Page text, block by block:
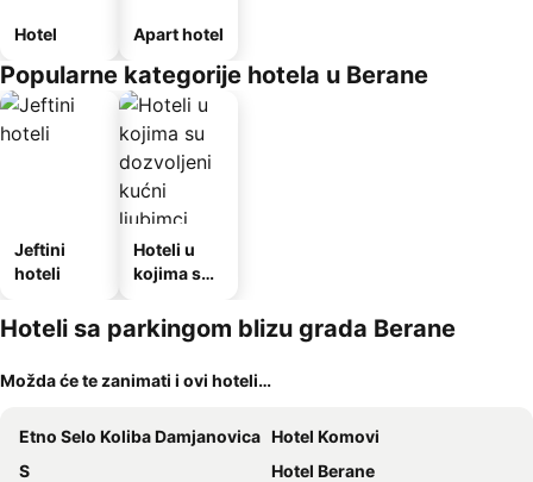
Hotel Apart hotel
Popularne kategorije hotela u Berane
Jeftini
hoteli
Hoteli u
kojima su
kućni
ljubimci
Hoteli sa parkingom blizu grada Berane
Možda će te zanimati i ovi hoteli…
Etno Selo Koliba Damjanovica Hotel Komovi
S
Hotel Berane